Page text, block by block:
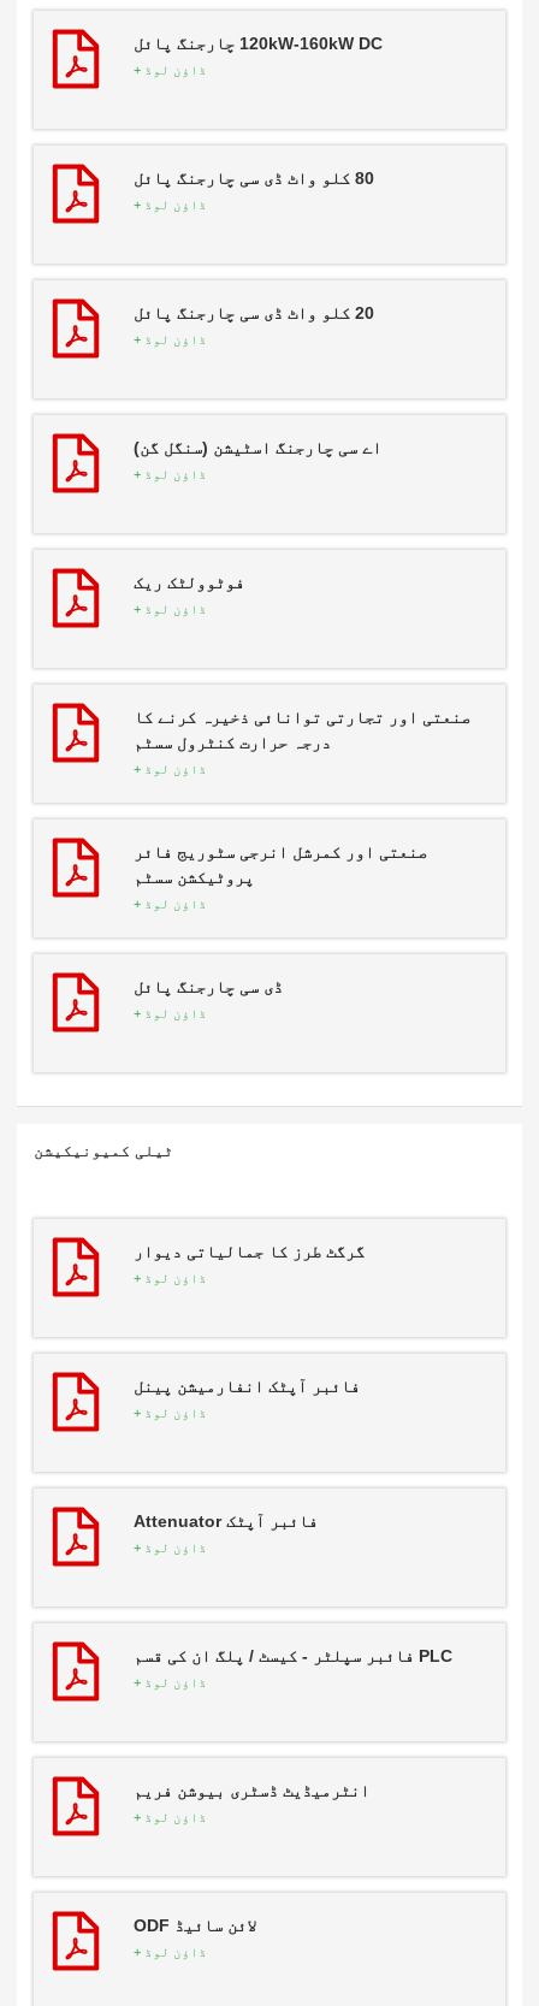
120kW-160kW DC چارجنگ پائل
ڈاؤن لوڈ +
80 کلو واٹ ڈی سی چارجنگ پائل
ڈاؤن لوڈ +
20 کلو واٹ ڈی سی چارجنگ پائل
ڈاؤن لوڈ +
اے سی چارجنگ اسٹیشن (سنگل گن)
ڈاؤن لوڈ +
فوٹوولٹک ریک
ڈاؤن لوڈ +
صنعتی اور تجارتی توانائی ذخیرہ کرنے کا
درجہ حرارت کنٹرول سسٹم
ڈاؤن لوڈ +
صنعتی اور کمرشل انرجی سٹوریج فائر
پروٹیکشن سسٹم
ڈاؤن لوڈ +
ڈی سی چارجنگ پائل
ڈاؤن لوڈ +
ٹیلی کمیونیکیشن
گرگٹ طرز کا جمالیاتی دیوار
ڈاؤن لوڈ +
فائبر آپٹک انفارمیشن پینل
ڈاؤن لوڈ +
فائبر آپٹک Attenuator
ڈاؤن لوڈ +
PLC فائبر سپلٹر - کیسٹ / پلگ ان کی قسم
ڈاؤن لوڈ +
انٹرمیڈیٹ ڈسٹری بیوشن فریم
ڈاؤن لوڈ +
لائن سائیڈ ODF
ڈاؤن لوڈ +